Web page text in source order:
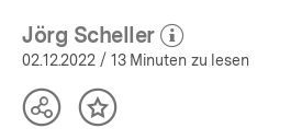
Jörg Scheller
(Mehr zum Autor)
öffnen
02.12.2022 / 13 Minuten zu lesen
TeilenInhalt